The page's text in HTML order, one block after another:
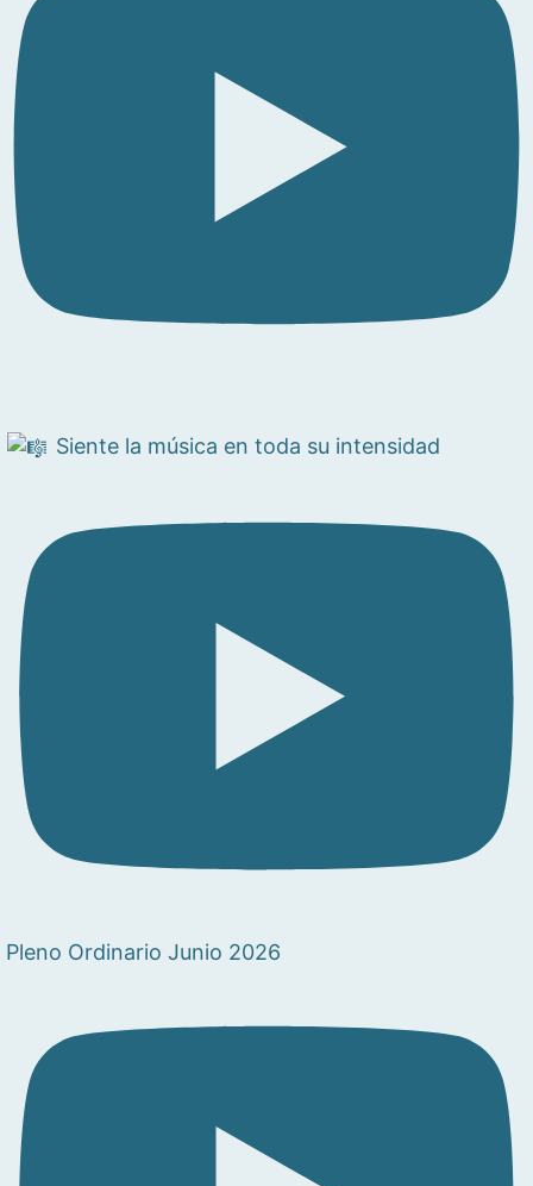
Siente la música en toda su intensidad
Pleno Ordinario Junio 2026